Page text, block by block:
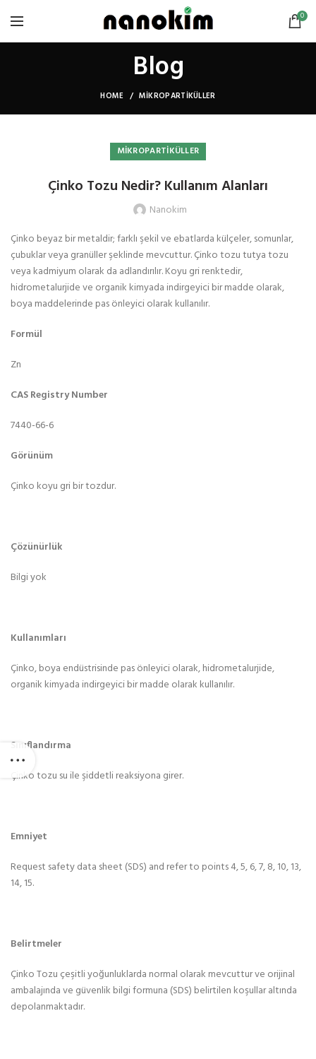
0
Blog
HOME MIKROPARTIKÜLLER
MIKROPARTIKÜLLER
Çinko Tozu Nedir? Kullanım Alanları
Nanokim
Çinko beyaz bir metaldir; farklı şekil ve ebatlarda külçeler, somunlar,
çubuklar veya granüller şeklinde mevcuttur. Çinko tozu tutya tozu
veya kadmiyum olarak da adlandırılır. Koyu gri renktedir,
hidrometalurjide ve organik kimyada indirgeyici bir madde olarak,
boya maddelerinde pas önleyici olarak kullanılır.
Formül
Zn
CAS Registry Number
7440-66-6
Görünüm
Çinko koyu gri bir tozdur.
Çözünürlük
Bilgi yok
Kullanımları
Çinko, boya endüstrisinde pas önleyici olarak, hidrometalurjide,
organik kimyada indirgeyici bir madde olarak kullanılır.
Sınıflandırma
Çinko tozu su ile şiddetli reaksiyona girer.
Emniyet
Request safety data sheet (SDS) and refer to points 4, 5, 6, 7, 8, 10, 13,
14, 15.
Belirtmeler
Çinko Tozu çeşitli yoğunluklarda normal olarak mevcuttur ve orijinal
ambalajında ve güvenlik bilgi formuna (SDS) belirtilen koşullar altında
depolanmaktadır.